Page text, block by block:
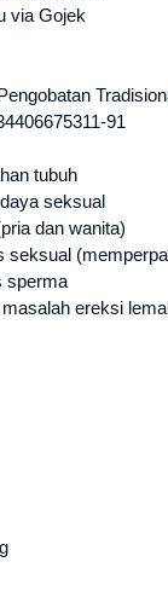
via Gojek
91
tubuh
seksual
dan wanita)
seksual
sperma
ereksi